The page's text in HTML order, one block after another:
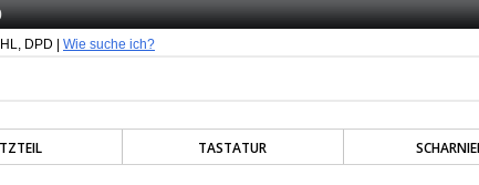
DPD | Wie suche ich?
TASTATUR